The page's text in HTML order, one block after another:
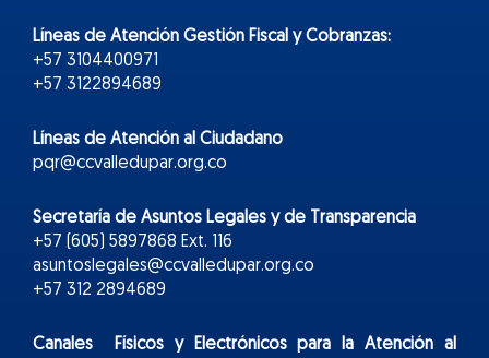
Líneas de Atención Gestión Fiscal y Cobranzas:
+57 3104400971
+57 3122894689
Líneas de Atención al Ciudadano
pqr@ccvalledupar.org.co
Secretaría de Asuntos Legales y de Transparencia
+57 (605) 5897868 Ext. 116
asuntoslegales@ccvalledupar.org.co
+57 312 2894689
Canales Físicos yElectrónicospara la Atención al